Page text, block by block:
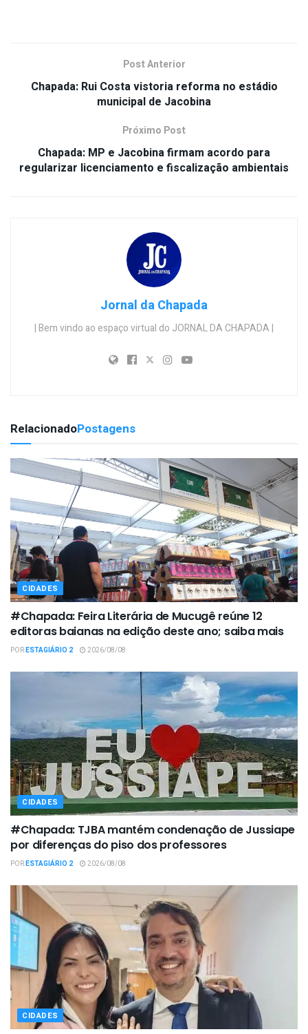
Post Anterior
Chapada: Rui Costa vistoria reforma no estádio
municipal de Jacobina
Próximo Post
Chapada: MP e Jacobina firmam acordo para
regularizar licenciamento e fiscalização ambientais
Jornal da Chapada
| Bem vindo ao espaço virtual do JORNAL DA CHAPADA |
RelacionadoPostagens
CIDADES
#Chapada: Feira Literária de Mucugê reúne 12
editoras baianas na edição deste ano; saiba mais
PORESTAGIÁRIO 2 2026/08/08
CIDADES
#Chapada: TJBA mantém condenação de Jussiape
por diferenças do piso dos professores
PORESTAGIÁRIO 2 2026/08/08
CIDADES